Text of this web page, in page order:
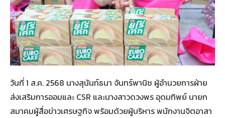
วันที่ 1 ส.ค. 2568 นางสุนันท์ธนา จันทร์พานิช ผู้อำนวยการฝ่าย
ส่งเสริมการออมและ CSR และนางสาวดวงพร อุดมทิพย์ นายก
สมาคมผู้สื่อข่าวเศรษฐกิจ พร้อมด้วยผู้บริหาร พนักงานจิตอาสา